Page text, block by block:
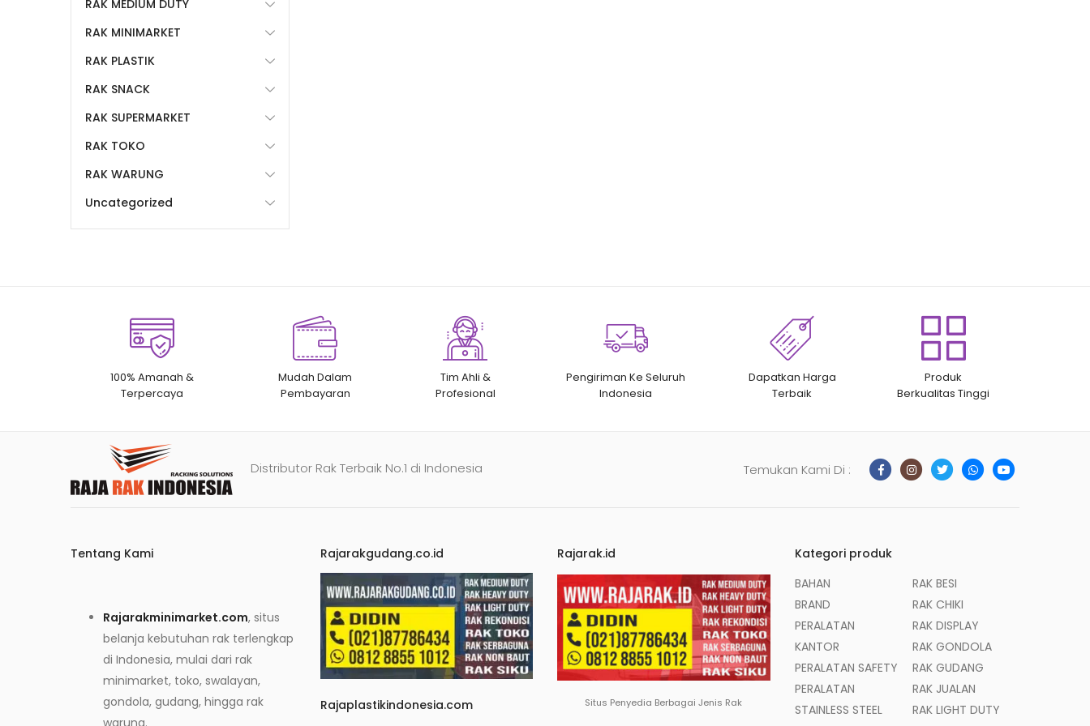
RAK MEDIUM DUTY
RAK MINIMARKET
RAK PLASTIK
RAK SNACK
RAK SUPERMARKET
RAK TOKO
RAK WARUNG
Uncategorized
100% Amanah &
Terpercaya
Mudah Dalam
Pembayaran
Tim Ahli &
Profesional
Pengiriman Ke Seluruh
Indonesia
Dapatkan Harga
Terbaik
Produk
Berkualitas Tinggi
Distributor Rak Terbaik No.1 di Indonesia Temukan Kami Di :
Tentang Kami
Rajarakminimarket.com, situs
belanja kebutuhan rak terlengkap
di Indonesia, mulai dari rak
minimarket, toko, swalayan,
gondola, gudang, hingga rak
warung.
Rajarakgudang.co.id
Rajaplastikindonesia.com
Rajarak.id
Situs Penyedia Berbagai Jenis Rak
Kategori produk
BAHAN
BRAND
PERALATAN
KANTOR
PERALATAN SAFETY
PERALATAN
STAINLESS STEEL
RAK BESI
RAK CHIKI
RAK DISPLAY
RAK GONDOLA
RAK GUDANG
RAK JUALAN
RAK LIGHT DUTY